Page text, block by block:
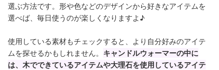
選ぶ方法です。形や色などのデザインから好きなアイテムを
選べば、毎日使うのが楽しくなりますよ♪
使用している素材もチェックすると、より自分好みのアイテ
ムを探せるかもしれません。 キャンドルウォーマーの中に
は、木でできているアイテムや大理石を使用しているアイテ